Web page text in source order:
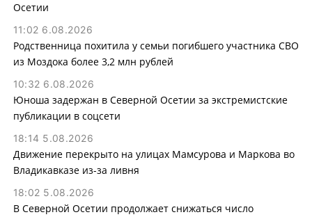
Осетии
11:02 6.08.2026
Родственница похитила у семьи погибшего участника СВО
из Моздока более 3,2 млн рублей
10:32 6.08.2026
Юноша задержан в Северной Осетии за экстремистские
публикации в соцсети
18:14 5.08.2026
Движение перекрыто на улицах Мамсурова и Маркова во
Владикавказе из-за ливня
18:02 5.08.2026
В Северной Осетии продолжает снижаться число